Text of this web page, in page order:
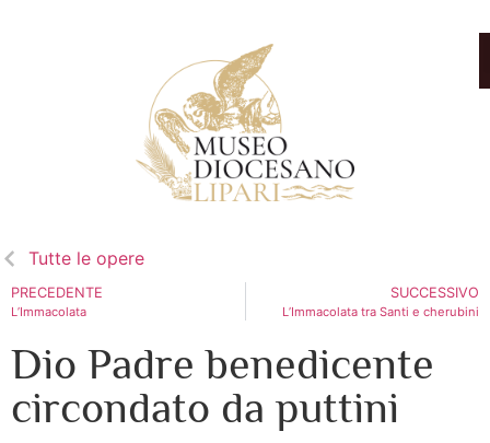
Tutte le opere
PRECEDENTE
L’Immacolata
SUCCESSIVO
L’Immacolata tra Santi e cherubini
Dio Padre benedicente
circondato da puttini